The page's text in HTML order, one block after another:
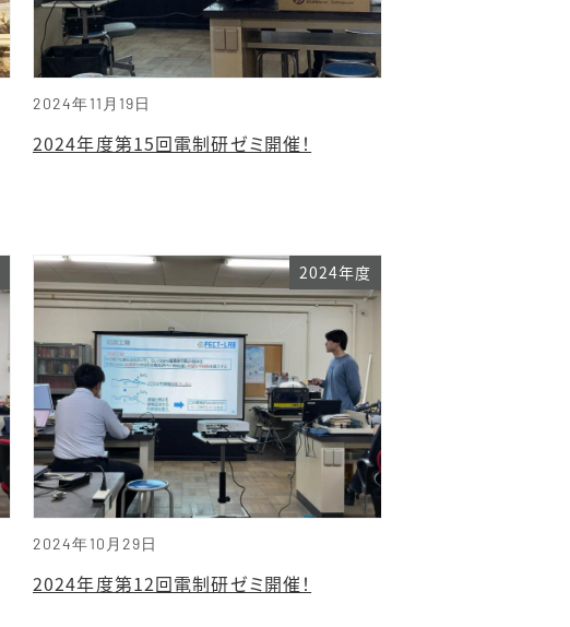
2024年11月19日
2024年度第15回電制研ゼミ開催！
2024年10月29日
2024年度
2024年度第12回電制研ゼミ開催！